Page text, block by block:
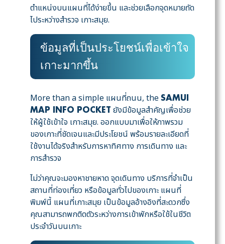
ตำแหน่งบนแผนที่ได้ง่ายขึ้น และช่วยเลือกจุดหมายถัด
ไประหว่างสำรวจ เกาะสมุย.
ข้อมูลที่เป็นประโยชน์เพื่อเข้าใจ
เกาะมากขึ้น
More than a simple แผนที่ถนน, the SAMUI
MAP INFO POCKET ยังมีข้อมูลสำคัญเพื่อช่วย
ให้ผู้ใช้เข้าใจ เกาะสมุย. ออกแบบมาเพื่อให้ภาพรวม
ของเกาะที่ชัดเจนและมีประโยชน์ พร้อมรายละเอียดที่
ใช้งานได้จริงสำหรับการหาทิศทาง การเดินทาง และ
การสำรวจ
ไม่ว่าคุณจะมองหาชายหาด จุดเดินทาง บริการที่จำเป็น
สถานที่ท่องเที่ยว หรือข้อมูลทั่วไปของเกาะ แผนที่
พิมพ์นี้ แผนที่เกาะสมุย เป็นข้อมูลอ้างอิงที่สะดวกซึ่ง
คุณสามารถพกติดตัวระหว่างการเข้าพักหรือใช้ในชีวิต
ประจำวันบนเกาะ